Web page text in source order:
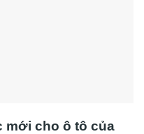
mới cho ô tô của